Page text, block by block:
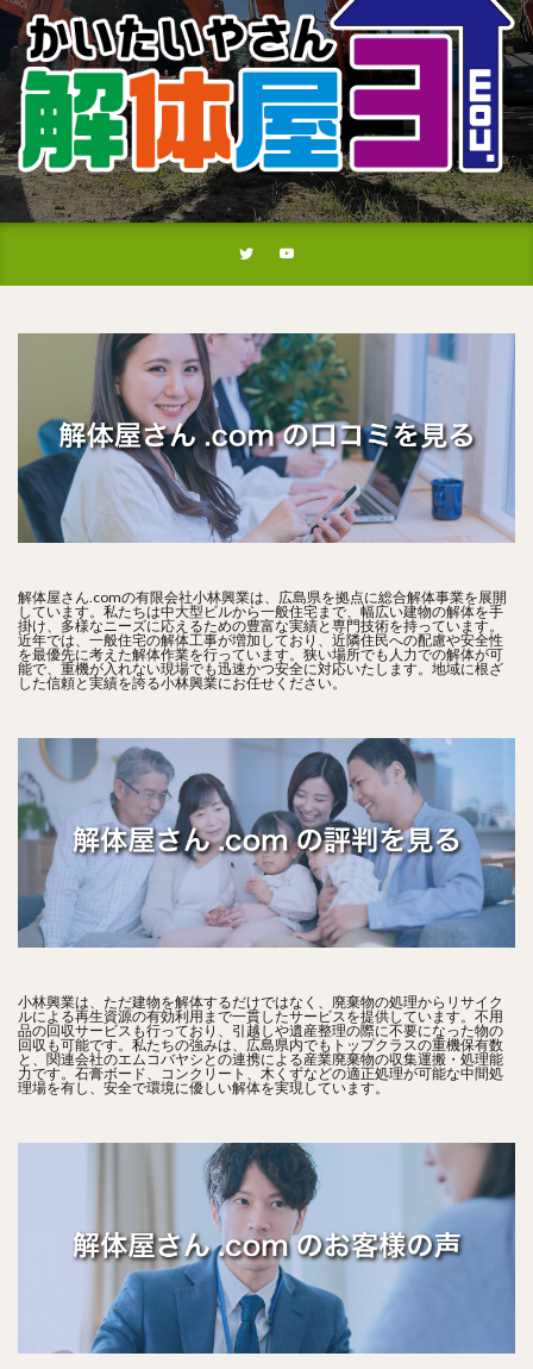
解体屋さん.comの有限会社小林興業は、広島県を拠点に総合解体事業を展開
しています。私たちは中大型ビルから一般住宅まで、幅広い建物の解体を手
掛け、多様なニーズに応えるための豊富な実績と専門技術を持っています。
近年では、一般住宅の解体工事が増加しており、近隣住民への配慮や安全性
を最優先に考えた解体作業を行っています。狭い場所でも人力での解体が可
能で、重機が入れない現場でも迅速かつ安全に対応いたします。地域に根ざ
した信頼と実績を誇る小林興業にお任せください。
小林興業は、ただ建物を解体するだけではなく、廃棄物の処理からリサイク
ルによる再生資源の有効利用まで一貫したサービスを提供しています。不用
品の回収サービスも行っており、引越しや遺産整理の際に不要になった物の
回収も可能です。私たちの強みは、広島県内でもトップクラスの重機保有数
と、関連会社のエムコバヤシとの連携による産業廃棄物の収集運搬・処理能
力です。石膏ボード、コンクリート、木くずなどの適正処理が可能な中間処
理場を有し、安全で環境に優しい解体を実現しています。